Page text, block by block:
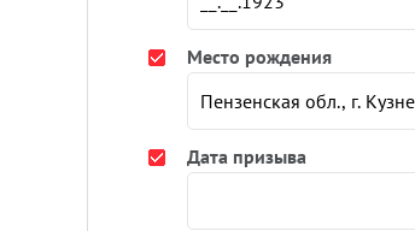
Место рождения
Дата призыва